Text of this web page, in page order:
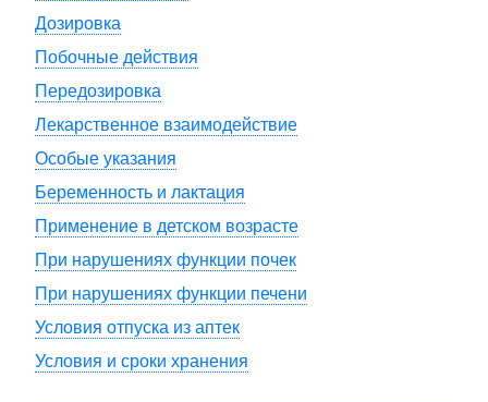
Дозировка
Побочные действия
Передозировка
Лекарственное взаимодействие
Особые указания
Беременность и лактация
Применение в детском возрасте
При нарушениях функции почек
При нарушениях функции печени
Условия отпуска из аптек
Условия и сроки хранения